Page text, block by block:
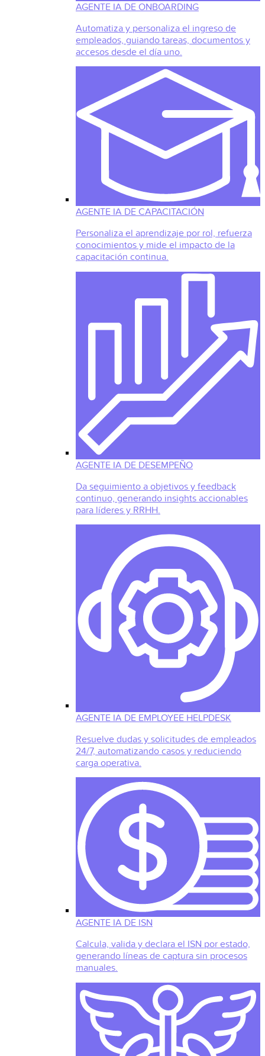
AGENTE IA DE ONBOARDING
Automatiza y personaliza el ingreso de
empleados, guiando tareas, documentos y
accesos desde el día uno.
AGENTE IA DE CAPACITACIÓN
Personaliza el aprendizaje por rol, refuerza
conocimientos y mide el impacto de la
capacitación continua.
AGENTE IA DE DESEMPEÑO
Da seguimiento a objetivos y feedback
continuo, generando insights accionables
para líderes y RRHH.
AGENTE IA DE EMPLOYEE HELPDESK
Resuelve dudas y solicitudes de empleados
24/7, automatizando casos y reduciendo
carga operativa.
AGENTE IA DE ISN
Calcula, valida y declara el ISN por estado,
generando líneas de captura sin procesos
manuales.